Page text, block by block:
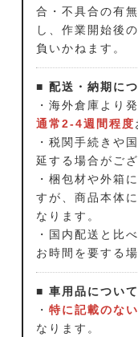
合・不具合の有
し、作業開始後
負いかねます。
■ 配送・納期に
・海外倉庫より
通常2-4週間程度
・税関手続きや
延する場合がござ
・梱包材や外箱
すが、商品本体
なります。
・国内配送と比
お時間を要する
■ 車用品について
・ 特に記載のな
なります。